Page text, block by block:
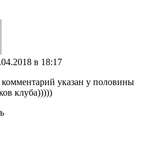
в 18:17
указан у половины
клуба)))))